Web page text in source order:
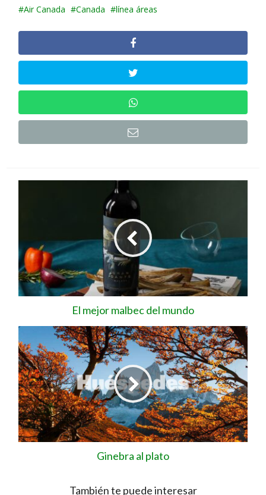
Air Canada Canada línea áreas
El mejor malbec del mundo
Ginebra al plato
También te puede interesar